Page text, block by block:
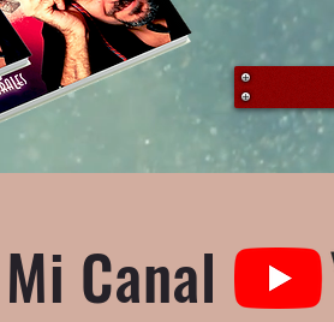
Mi Canal